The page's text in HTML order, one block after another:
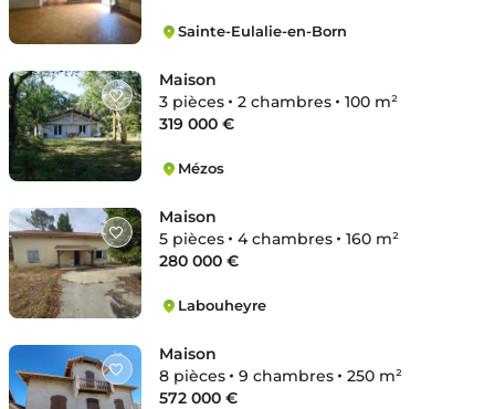
Sainte-Eulalie-en-Born
Maison
3 pièces
2 chambres
100 m²
319 000 €
Mézos
Maison
5 pièces
4 chambres
160 m²
280 000 €
Labouheyre
Maison
8 pièces
9 chambres
250 m²
572 000 €